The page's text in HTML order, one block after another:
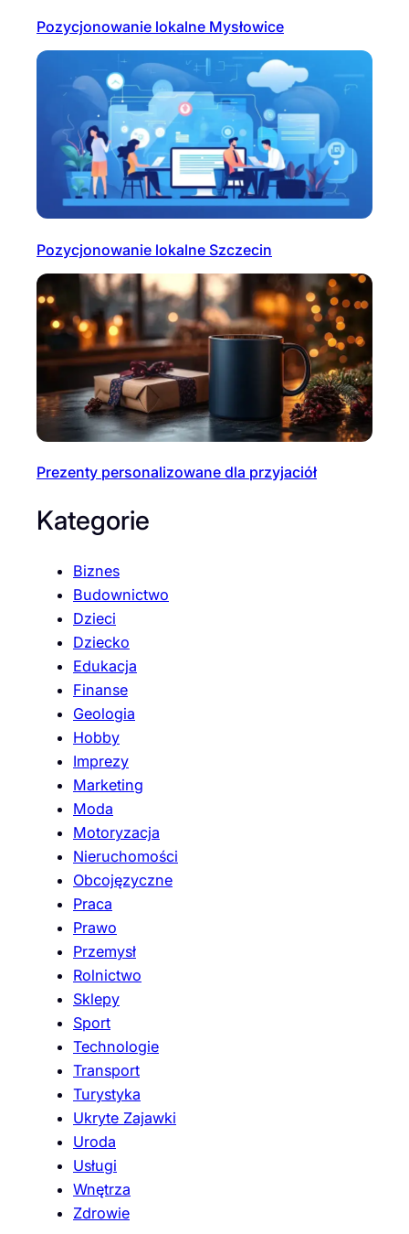
Pozycjonowanie lokalne Mysłowice
Pozycjonowanie lokalne Szczecin
Prezenty personalizowane dla przyjaciół
Kategorie
Biznes
Budownictwo
Dzieci
Dziecko
Edukacja
Finanse
Geologia
Hobby
Imprezy
Marketing
Moda
Motoryzacja
Nieruchomości
Obcojęzyczne
Praca
Prawo
Przemysł
Rolnictwo
Sklepy
Sport
Technologie
Transport
Turystyka
Ukryte Zajawki
Uroda
Usługi
Wnętrza
Zdrowie